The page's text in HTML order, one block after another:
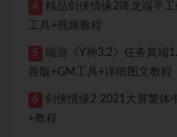
4
精品剑侠情缘2降龙端手
工具+视频教程
5
端游《Y神3.2》任务真端
善版+GM工具+详细图文教程
6
剑侠情缘2 2021大屏繁体
+教程